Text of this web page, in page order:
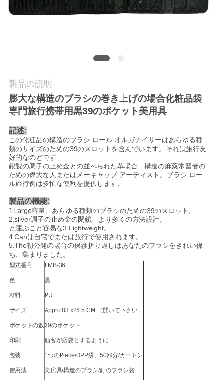
PRIVACY
POLICY
製品の説明
膨大な構造のブラシの巻き上げの場合化粧品袋
専門旅行携帯用黒39のポケット美用具
記述:
この化粧品の構造のブラシ ロール オルガナイザーはあらゆる種
類のサイズのための39のスロットを含んでいます。それは旅行友
好的なのどです
銀製の調子の止め金との並べられた革場合、構造の麻薬常習者の
ための偉大な人またはメーキャップ アーティスト。ブラシ ロー
ル旅行例は多忙な便利を提供します。
製品の機能:
1.Large容量、あらゆる種類のブラシのための39のスロット。
2.sliver調子の止め金の閉鎖、より多くの方法設計。
と運ぶこと容易な3.Lightweight。
4.Canは自宅でまたは旅行で使用されます。
5.The初公開の場合の保護折り返しはあなたのブラシをきれい保
ち、集まりました。
型式番号 LMB-36
色 黒
材料 PU
サイズ Appro 83 x26.5 CM （開いて下さい）
ポケットの数39のポケット
印刷 顧客が必要とするように
包装 1つのPiece/OPP袋、50部分/カートン
使用法 文房具/構造のブラシ/釘のブラシ袋